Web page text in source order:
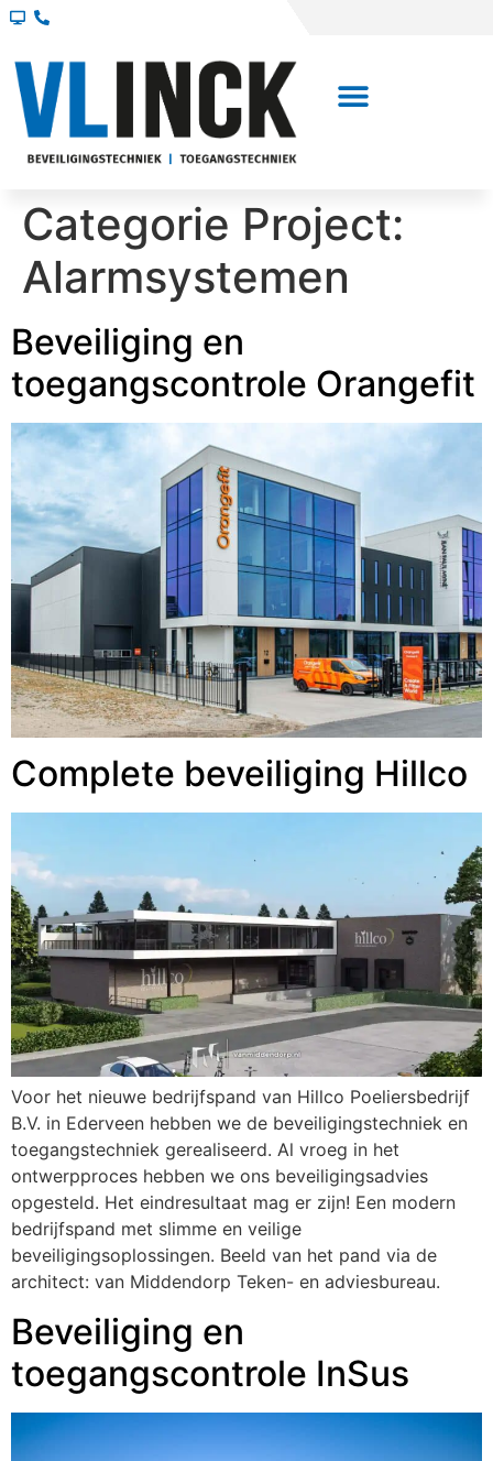
Categorie Project:
Alarmsystemen
Beveiliging en
toegangscontrole Orangefit
Complete beveiliging Hillco
Voor het nieuwe bedrijfspand van Hillco Poeliersbedrijf
B.V. in Ederveen hebben we de beveiligingstechniek en
toegangstechniek gerealiseerd. Al vroeg in het
ontwerpproces hebben we ons beveiligingsadvies
opgesteld. Het eindresultaat mag er zijn! Een modern
bedrijfspand met slimme en veilige
beveiligingsoplossingen. Beeld van het pand via de
architect: van Middendorp Teken- en adviesbureau.
Beveiliging en
toegangscontrole InSus